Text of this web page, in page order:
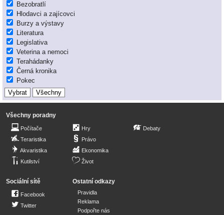
Bezobratlí
Hlodavci a zajícovci
Burzy a výstavy
Literatura
Legislativa
Veterina a nemoci
Terahádanky
Černá kronika
Pokec
Všechny poradny
Počítače
Teraristika
Akvaristika
Kutilství
Hry
Právo
Ekonomika
Život
Debaty
Sociální sítě
Facebook
Twitter
Ostatní odkazy
Pravidla
Reklama
Podpořte nás